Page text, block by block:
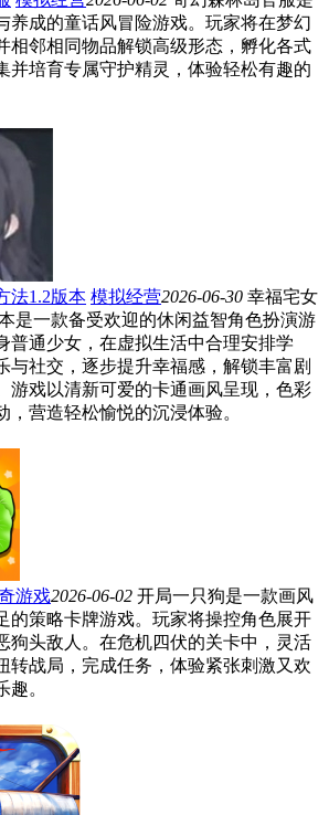
养成的童话风冒险游戏。玩家将在梦幻
相邻相同物品解锁高级形态，孵化各式
并培育专属守护精灵，体验轻松有趣的
法1.2版本 模拟经营2026-06-30 幸福宅女
是一款备受欢迎的休闲益智角色扮演游
普通少女，在虚拟生活中合理安排学
与社交，逐步提升幸福感，解锁丰富剧
游戏以清新可爱的卡通画风呈现，色彩
，营造轻松愉悦的沉浸体验。
游戏2026-06-02 开局一只狗是一款画风
的策略卡牌游戏。玩家将操控角色展开
狗头敌人。在危机四伏的关卡中，灵活
转战局，完成任务，体验紧张刺激又欢
趣。